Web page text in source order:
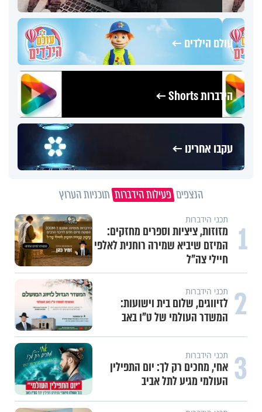
עולם הילדים ←
הידברות Shorts ←
עקבו אחרינו ←
הנצפים פעילות הידברות תוכניות הערוץ
1 תכני הידברות
מזוזות, ציציות וספרים מחזקים:
המיזם שיביא שמירה רוחנית לאלפי
חיילי צה"ל
2 תכני הידברות
לזיווגים, שלום בית וישועות:
המשדר העולמי של ט"ו באב
3 תכני הידברות
אחי, מחכים רק לך: יום התפילין
העולמי מגיע לתל אביב